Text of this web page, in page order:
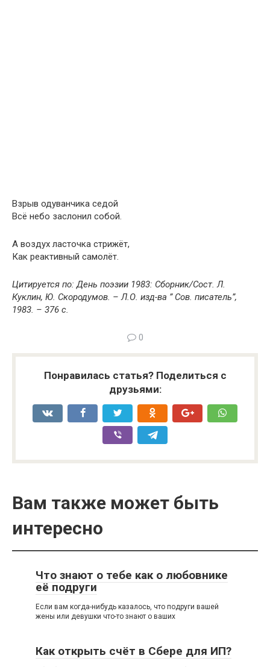
Взрыв одуванчика седой
Всё небо заслонил собой.
А воздух ласточка стрижёт,
Как реактивный самолёт.
Цитируется по: День поэзии 1983: Сборник/Сост. Л.
Куклин, Ю. Скородумов. – Л.О. изд-ва ” Сов. писатель”,
1983. – 376 с.
0
Понравилась статья? Поделиться с
друзьями:
Вам также может быть
интересно
Что знают о тебе как о любовнике
её подруги
Если вам когда-нибудь казалось, что подруги вашей
жены или девушки что-то знают о ваших
Как открыть счёт в Сбере для ИП?